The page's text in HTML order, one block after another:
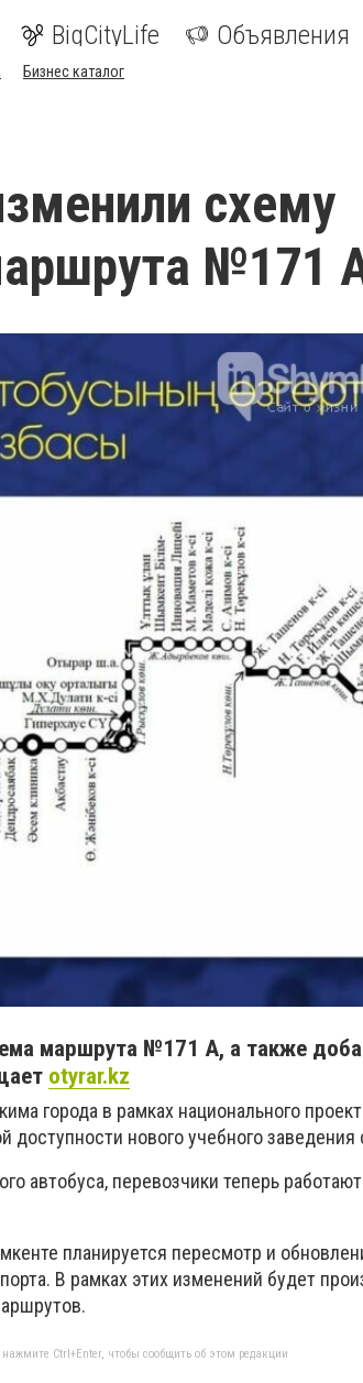
BigCityLife Объявления
Бизнес каталог
схему
№171
маршрута №171 А, а также
otyrar.kz
города в рамках национального
доступности нового учебного
автобуса, перевозчики теперь
планируется пересмотр и
В рамках этих изменений будет
Ctrl+Enter, чтобы сообщить об этом редакции